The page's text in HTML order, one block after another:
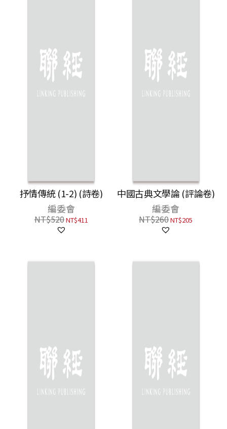
抒情傳統 (1-2) (詩卷)
編委會
NT$520NT$411
中國古典文學論 (評論卷)
編委會
NT$260NT$205